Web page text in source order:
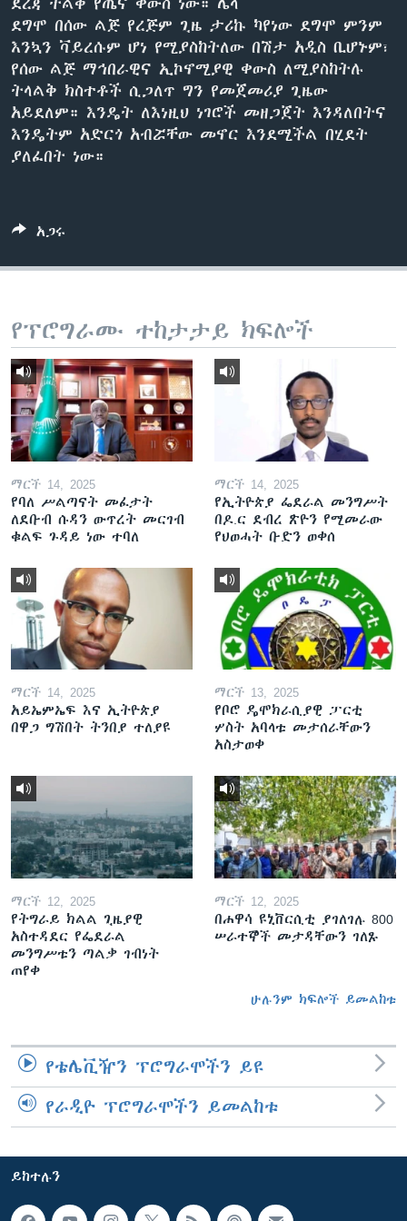
ቋንቋዎች
ደረጃ ትልቅ የጤና ቀውስ ነው። ሌላ
ደግሞ በሰው ልጅ የረጅም ጊዜ ታሪኩ ካየነው ደግሞ ምንም
እንኳን ቫይረሱም ሆነ የሚያስከትለው በሽታ አዲስ ቢሆኑም፣
የሰው ልጅ ማኅበራዊና ኢኮኖሚያዊ ቀውስ ለሚያስከትሉ
ትላልቅ ክስተቶች ሲጋለጥ ግን የመጀመሪያ ጊዜው
አይደለም። እንዴት ለእነዚህ ነገሮች መዘጋጀት እንዳለበትና
እንዴትም አድርጎ አብሯቸው መኖር እንደሚችል በሂደት
ያለፈበት ነው።
አጋሩ
የፕሮግራሙ ተከታታይ ክፍሎች
ማርች 14, 2025
የባለ ሥልጣናት መፈታት
ለደቡብ ሱዳን ውጥረት መርገብ
ቁልፍ ጉዳይ ነው ተባለ
ማርች 14, 2025
የኢትዮጵያ ፌደራል መንግሥት
በዶ.ር ደብረ ጽዮን የሚመራው
የህወሓት ቡድን ወቀሰ
ማርች 14, 2025
አይኤምኤፍ እና ኢትዮጵያ
በዋጋ ግሽበት ትንበያ ተለያዩ
ማርች 13, 2025
የቦሮ ዴሞክራሲያዊ ፓርቲ
ሦስት አባላቱ መታሰራቸውን
አስታወቀ
ማርች 12, 2025
የትግራይ ክልል ጊዜያዊ
አስተዳደር የፌደራል
መንግሥቱን ጣልቃ ገብነት
ጠየቀ
ማርች 12, 2025
በሐዋሳ ዩኒቨርሲቲ ያገለገሉ 800
ሠራተኞች መታዳቸውን ገለጹ
ሁሉንም ክፍሎች ይመልከቱ
የቴሌቪዥን ፕሮግራሞችን ይዩ
የራዲዮ ፕሮግራሞችን ይመልከቱ
ይከተሉን